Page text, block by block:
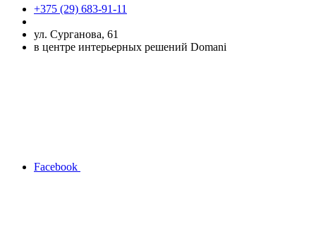
+375 (29) 683-91-11
ул. Сурганова, 61
в центре интерьерных решений Domani
Facebook